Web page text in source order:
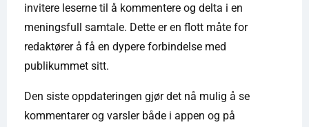
invitere leserne til å kommentere og delta i en
meningsfull samtale. Dette er en flott måte for
redaktører å få en dypere forbindelse med
publikummet sitt.
Den siste oppdateringen gjør det nå mulig å se
kommentarer og varsler både i appen og på